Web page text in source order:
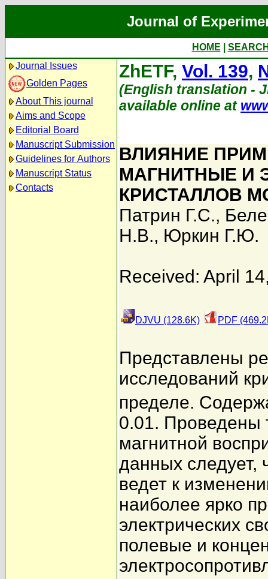
Journal of
HOME
Journal Issues
Golden Pages
About This journal
Aims and Scope
Editorial Board
Manuscript Submission
Guidelines for Authors
Manuscript Status
Contacts
ZhETF, Vol. 139,
(English translation -
available online at
ВЛИЯНИЕ
МАГНИТНЫЕ И
КРИСТАЛЛОВ
Патрин Г.С.,
Н.В., Юркин Г.Ю.
Received: April
DJVU (128.6K) PDF
Представлены
исследований
пределе.
0.01. Проведены
магнитной
данных следует,
ведет к
наиболее ярко
электрических
полевые и